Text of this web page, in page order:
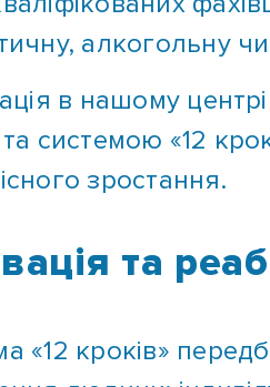
алкогольну чи
та системою «12
зростання.
та
людини: